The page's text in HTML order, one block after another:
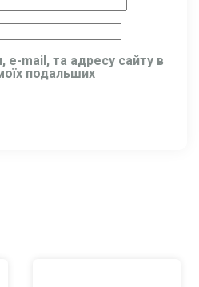
e-mail, та адресу сайту в
подальших